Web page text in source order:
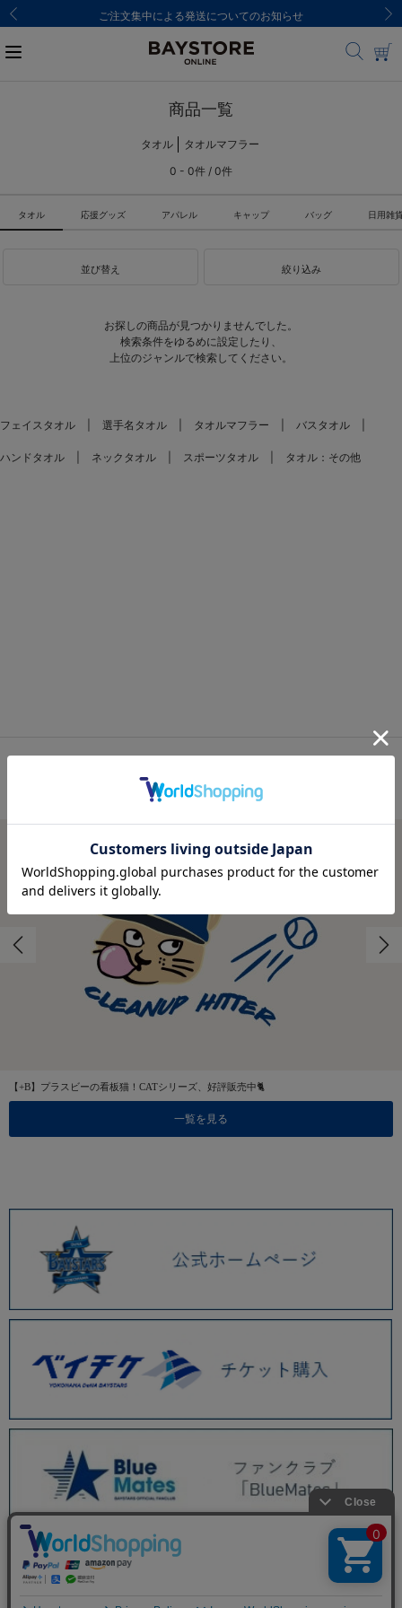
ご注文集中による発送についてのお知らせ
商品一覧
タオル
タオルマフラー
0 - 0件 / 0件
タオル 応援グッズ アパレル キャップ バッグ 日用雑
並び替え 絞り込み
お探しの商品が見つかりませんでした。
検索条件をゆるめに設定したり、
上位のジャンルで検索してください。
フェイスタオル 選手名タオル タオルマフラー バスタオル
ハンドタオル ネックタオル スポーツタオル タオル：その他
FEATURES
特集
【+B】プラスビーの看板猫！CATシリーズ、好評販売中🐈
一覧を見る